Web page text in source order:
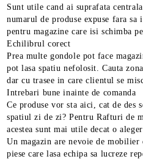
Sunt utile cand ai suprafata
numarul de produse expuse fara
pentru magazine care isi schimba
Echilibrul corect
Prea multe gondole pot face
pot lasa spatiu nefolosit. Cauta
dar cu trasee in care clientul se
Intrebari bune inainte de comanda
Ce produse vor sta aici, cat de des
spatiul zi de zi? Pentru Rafturi de
acestea sunt mai utile decat o
Un magazin are nevoie de mobilier
piese care lasa echipa sa lucreze